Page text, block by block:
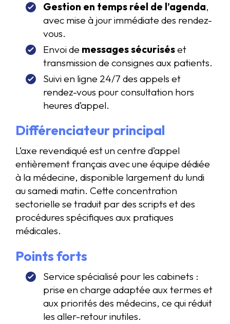
Gestion en temps réel de l’agenda,
avec mise à jour immédiate des rendez-
vous.
Envoi de messages sécuriséset
transmission de consignes aux patients.
Suivi en ligne 24/7 des appels et
rendez-vous pour consultation hors
heures d’appel.
Différenciateur principal
L’axe revendiqué est un centre d’appel
entièrement français avec une équipe dédiée
à la médecine, disponible largement du lundi
au samedi matin. Cette concentration
sectorielle se traduit par des scripts et des
procédures spécifiques aux pratiques
médicales.
Points forts
Service spécialisé pour les cabinets :
prise en charge adaptée aux termes et
aux priorités des médecins, ce qui réduit
les aller-retour inutiles.